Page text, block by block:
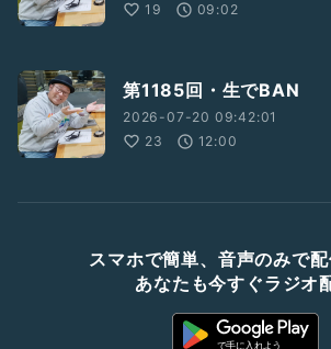
19
09:02
第1185回・生でBAN
2026-07-20 09:42:01
23
12:00
スマホで簡単、音声のみで配
あなたも今すぐラジオ